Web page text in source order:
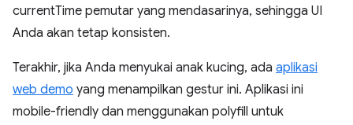
currentTime pemutar yang mendasarinya, sehingga UI
Anda akan tetap konsisten.
Terakhir, jika Anda menyukai anak kucing, ada aplikasi
web demo yang menampilkan gestur ini. Aplikasi ini
mobile-friendly dan menggunakan polyfill untuk